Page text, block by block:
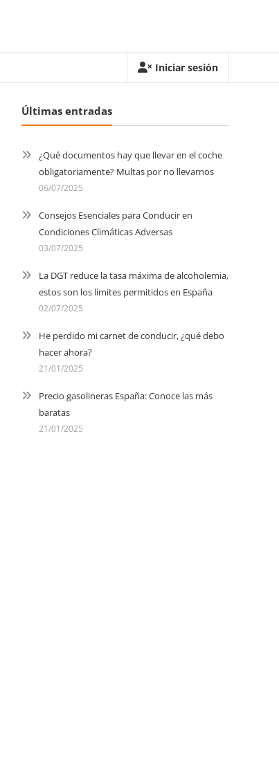
Iniciar sesión
Últimas entradas
¿Qué documentos hay que llevar en el coche
obligatoriamente? Multas por no llevarnos
06/07/2025
Consejos Esenciales para Conducir en
Condiciones Climáticas Adversas
03/07/2025
La DGT reduce la tasa máxima de alcoholemia,
estos son los límites permitidos en España
02/07/2025
He perdido mi carnet de conducir, ¿qué debo
hacer ahora?
21/01/2025
Precio gasolineras España: Conoce las más
baratas
21/01/2025